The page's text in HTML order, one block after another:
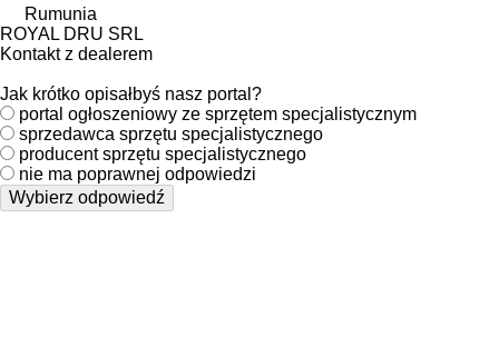
Rumunia
ROYAL DRU SRL
Kontakt z dealerem
Jak krótko opisałbyś nasz portal?
portal ogłoszeniowy ze sprzętem specjalistycznym
sprzedawca sprzętu specjalistycznego
producent sprzętu specjalistycznego
nie ma poprawnej odpowiedzi
Wybierz odpowiedź